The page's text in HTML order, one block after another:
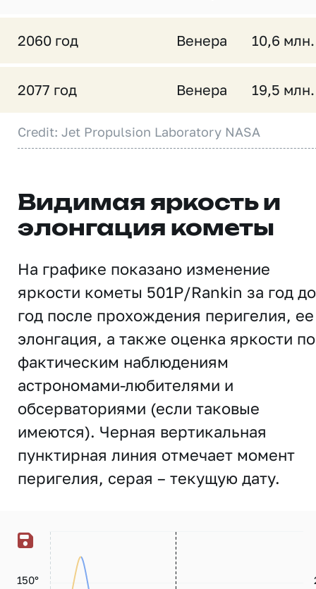
2060 год Венера 10,6
2077 год Венера 19,5
Credit: Jet Propulsion Laboratory NASA
Видимая яркость и
элонгация кометы
На графике показано изменение
яркости кометы 501P/Rankin за год
год после прохождения перигелия, ее
элонгация, а также оценка яркости по
фактическим наблюдениям
астрономами-любителями и
обсерваториями (если таковые
имеются). Черная вертикальная
пунктирная линия отмечает момент
перигелия, серая – текущую дату.
150°